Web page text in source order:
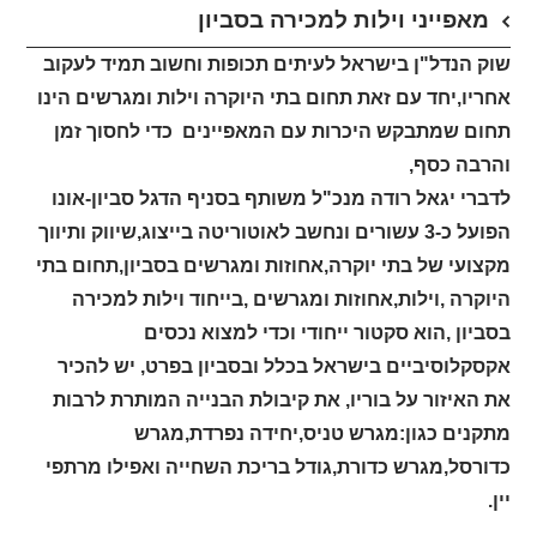
מאפייני וילות למכירה בסביון
שוק הנדל"ן בישראל לעיתים תכופות וחשוב תמיד לעקוב
אחריו,יחד עם זאת תחום בתי היוקרה וילות ומגרשים הינו
תחום שמתבקש היכרות עם המאפיינים כדי לחסוך זמן
והרבה כסף,
לדברי יגאל רודה מנכ"ל משותף בסניף הדגל סביון-אונו
הפועל כ-3 עשורים ונחשב לאוטוריטה בייצוג,שיווק ותיווך
מקצועי של בתי יוקרה,אחוזות ומגרשים בסביון,תחום בתי
היוקרה ,וילות,אחוזות ומגרשים ,בייחוד וילות למכירה
בסביון ,הוא סקטור ייחודי וכדי למצוא נכסים
אקסקלוסיביים בישראל בכלל ובסביון בפרט, יש להכיר
את האיזור על בוריו, את קיבולת הבנייה המותרת לרבות
מתקנים כגון:מגרש טניס,יחידה נפרדת,מגרש
כדורסל,מגרש כדורת,גודל בריכת השחייה ואפילו מרתפי
יין.